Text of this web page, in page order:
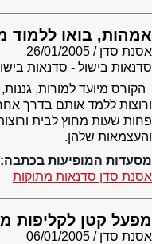
אמהות, בואו ללמוד
אסנת סדן
26/01/2005
סדנאות בישול - סדנאות
הקורס מיועד למורות,
ורוצות ללמד אותם בדרך
פחות שעות מחוץ לבית
והעצמאות שלהן.
מסעדות המופיעות בכתבה:
אסנת סדן סדנאות מתוקות
מפעל קטן לקליפות
אסנת סדן
06/01/2005